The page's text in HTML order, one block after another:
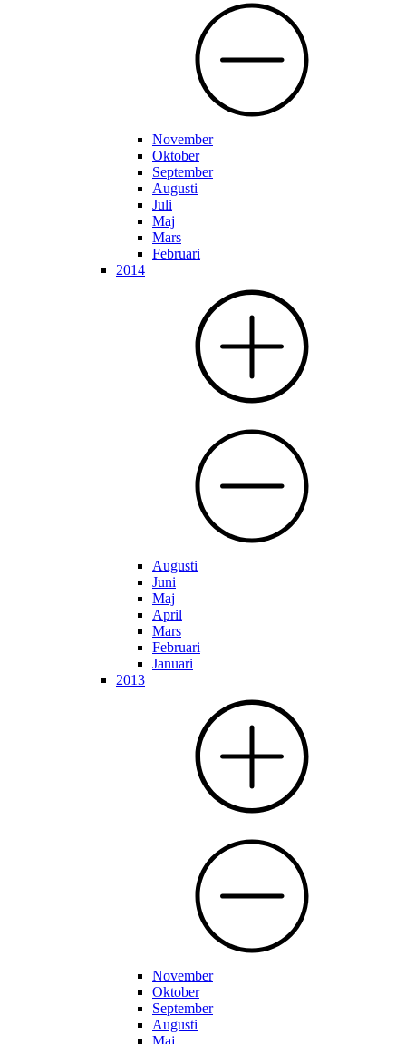
November
Oktober
September
Augusti
Juli
Maj
Mars
Februari
2014
Augusti
Juni
Maj
April
Mars
Februari
Januari
2013
November
Oktober
September
Augusti
Maj